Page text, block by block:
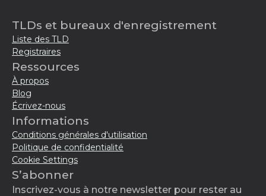
TLDs et bureaux d'enregistrement
Liste des TLD
Registraires
Ressources
À propos
Blog
Écrivez-nous
Informations
Conditions générales d'utilisation
Politique de confidentialité
Cookie Settings
S’abonner
Inscrivez-vous à notre newsletter pour rester au